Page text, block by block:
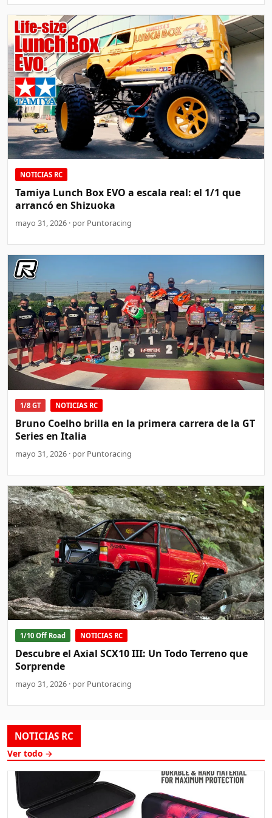
NOTICIAS RC
Tamiya Lunch Box EVO a escala real: el 1/1 que
arrancó en Shizuoka
mayo 31, 2026 · por Puntoracing
1/8 GT NOTICIAS RC
Bruno Coelho brilla en la primera carrera de la GT
Series en Italia
mayo 31, 2026 · por Puntoracing
1/10 Off Road NOTICIAS RC
Descubre el Axial SCX10 III: Un Todo Terreno que
Sorprende
mayo 31, 2026 · por Puntoracing
NOTICIAS RC
Ver todo →